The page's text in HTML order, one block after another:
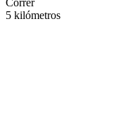
Correr
5 kilómetros